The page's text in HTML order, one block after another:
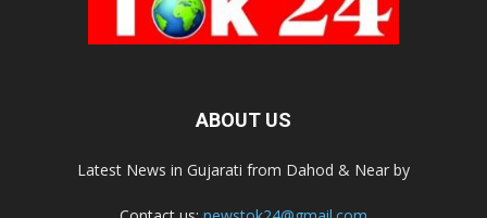
ABOUT US
Latest News in Gujarati from Dahod & Near by